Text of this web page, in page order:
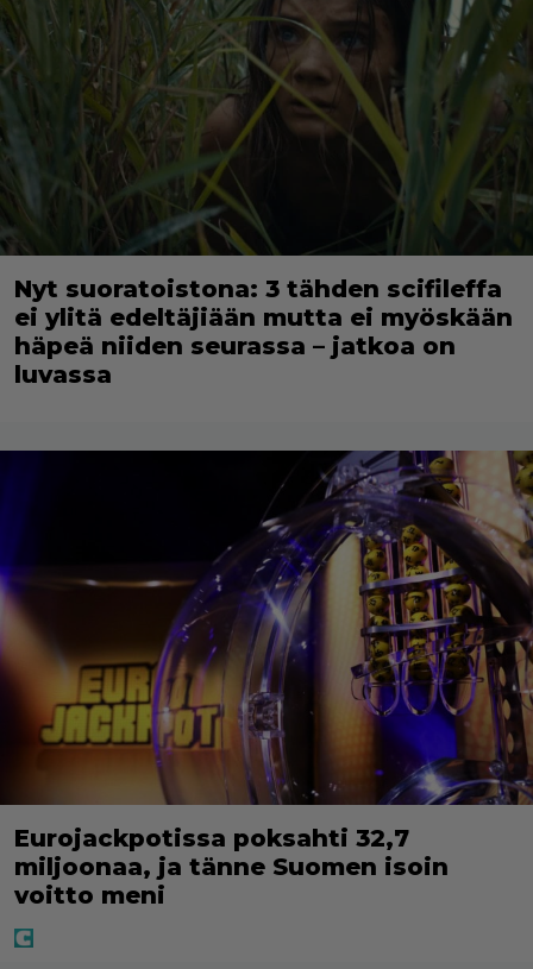
Nyt suoratoistona: 3 tähden scifileffa
ei ylitä edeltäjiään mutta ei myöskään
häpeä niiden seurassa – jatkoa on
luvassa
Eurojackpotissa poksahti 32,7
miljoonaa, ja tänne Suomen isoin
voitto meni